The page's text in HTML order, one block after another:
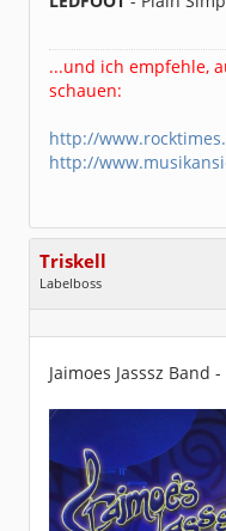
...und ich empfehle,
schauen:
http://
http://
Triskell
Labelboss
Geschlecht:
Alter:
68
Dabei seit:
04 / 2006
Jaimoes Jasssz Band